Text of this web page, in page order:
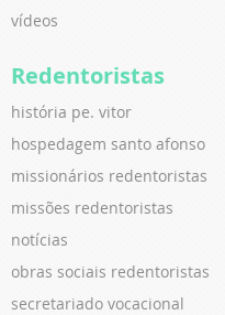
vídeos
Redentoristas
história pe. vitor
hospedagem santo afonso
missionários redentoristas
missões redentoristas
notícias
obras sociais redentoristas
secretariado vocacional